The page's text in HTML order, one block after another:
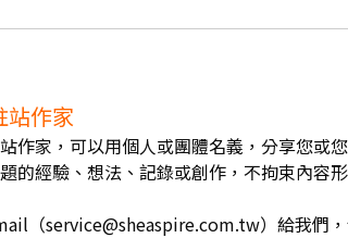
站作家
作家，可以用個人或團體名義，分享您或
的經驗、想法、記錄或創作，不拘束內容
（service@sheaspire.com.tw）給我們，